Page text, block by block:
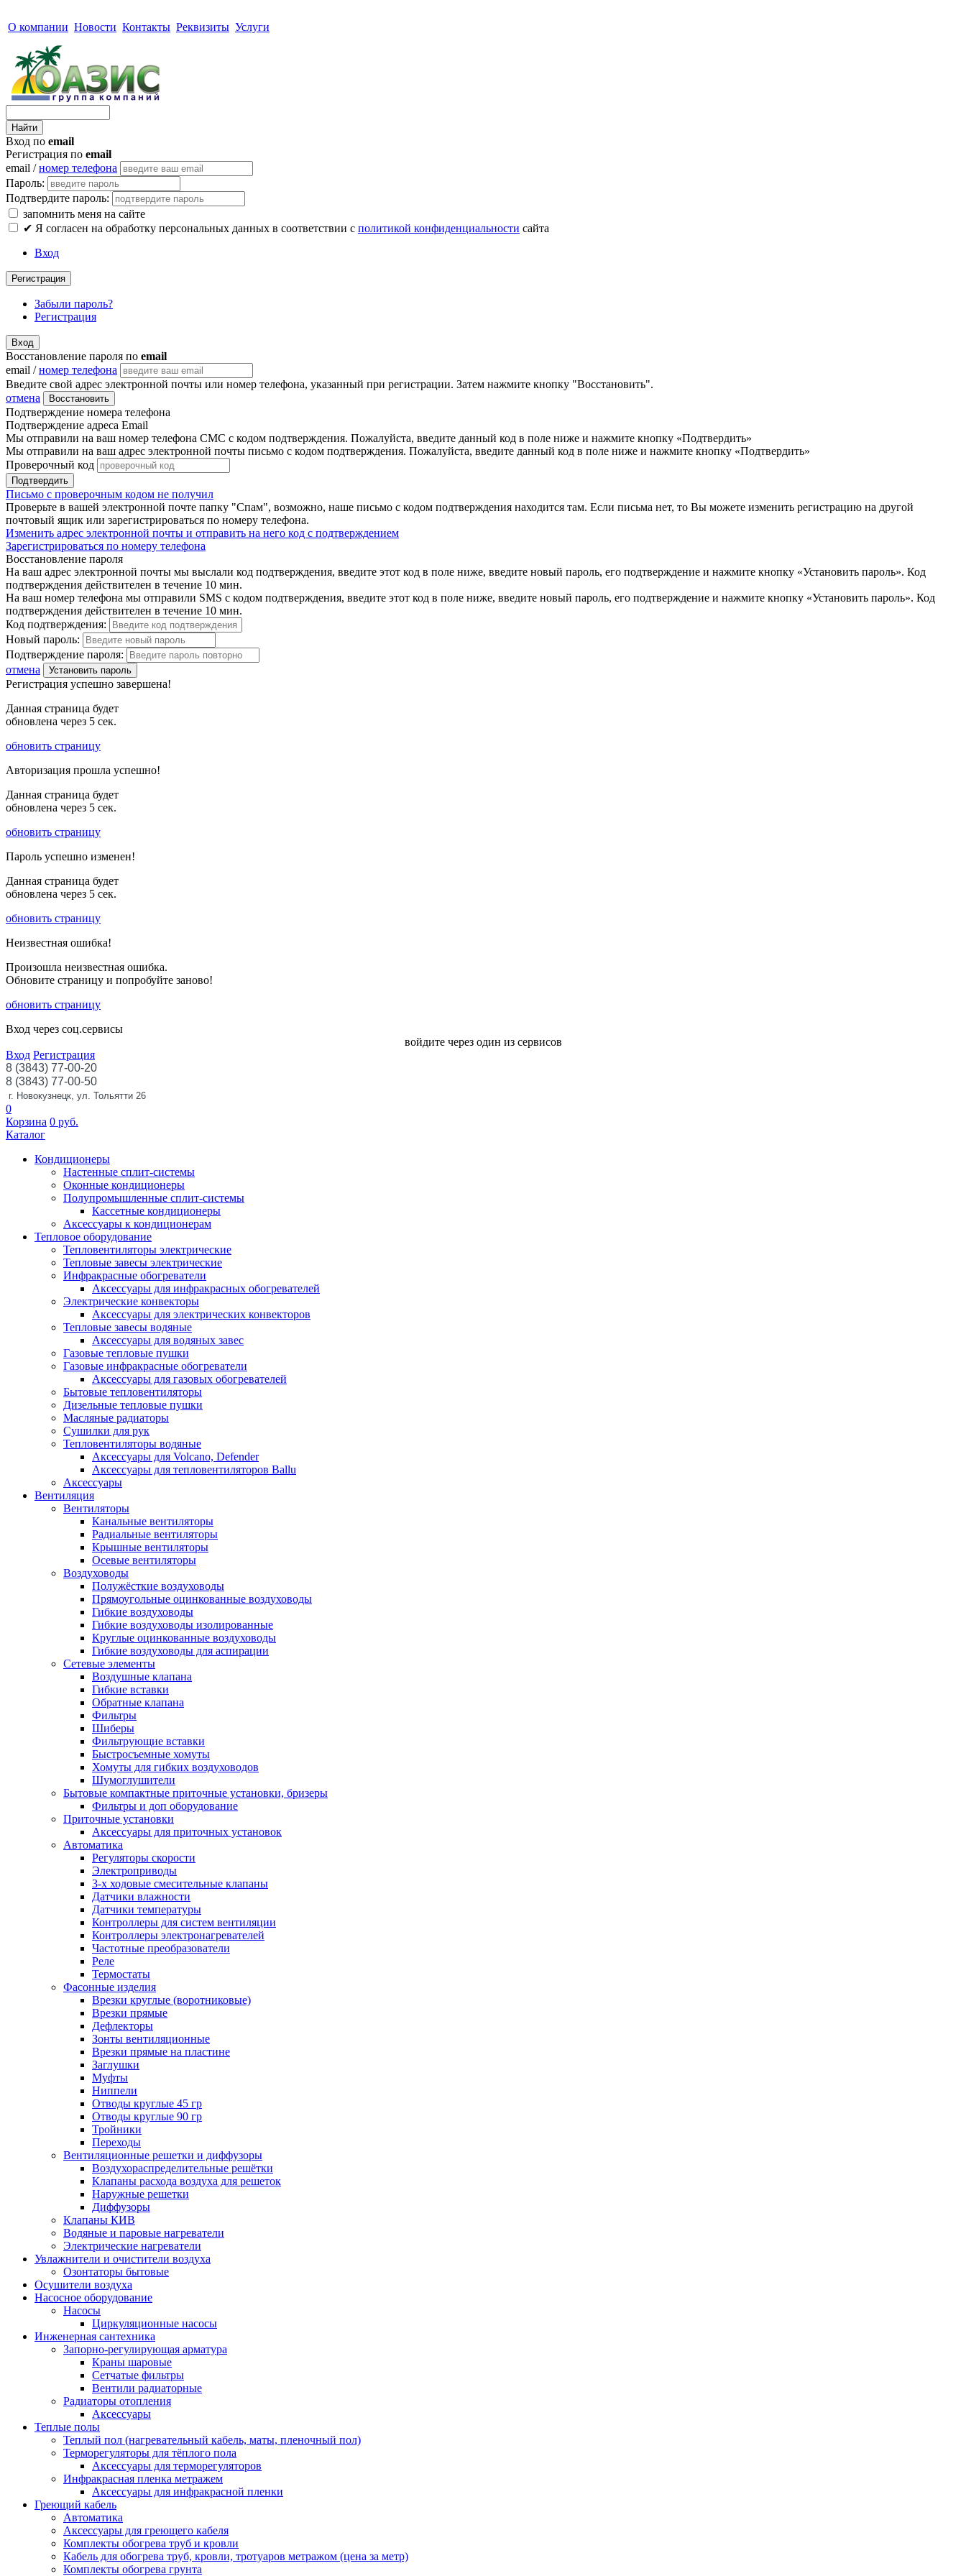
О компании Новости Контакты Реквизиты Услуги
Вход по email
Регистрация по email
email /номер телефона
Пароль:
Подтвердите пароль:
запомнить меня на сайте
✔ Я согласен на обработку персональных данных в соответствии с политикой конфиденциальности сайта
Вход
Регистрация
Забыли пароль?
Регистрация
Вход
Восстановление пароля по email
email /номер телефона
Введите свой адрес электронной почты или номер телефона, указанный при регистрации. Затем нажмите кнопку "Восстановить".
отмена
Восстановить
Подтверждение номера телефона
Подтверждение адреса Email
Мы отправили на ваш номер телефона СМС с кодом подтверждения. Пожалуйста, введите данный код в поле ниже и нажмите кнопку «Подтвердить»
Мы отправили на ваш адрес электронной почты письмо с кодом подтверждения. Пожалуйста, введите данный код в поле ниже и нажмите кнопку «Подтвердить»
Проверочный код
Подтвердить
Письмо с проверочным кодом не получил
Проверьте в вашей электронной почте папку "Спам", возможно, наше письмо с кодом подтверждения находится там. Если письма нет, то Вы можете изменить регистрацию на другой
почтовый ящик или зарегистрироваться по номеру телефона.
Изменить адрес электронной почты и отправить на него код с подтверждением
Зарегистрироваться по номеру телефона
Восстановление пароля
На ваш адрес электронной почты мы выслали код подтверждения, введите этот код в поле ниже, введите новый пароль, его подтверждение и нажмите кнопку «Установить пароль». Код
подтверждения действителен в течение 10 мин.
На ваш номер телефона мы отправили SMS с кодом подтверждения, введите этот код в поле ниже, введите новый пароль, его подтверждение и нажмите кнопку «Установить пароль». Код
подтверждения действителен в течение 10 мин.
Код подтверждения:
Новый пароль:
Подтверждение пароля:
отмена
Установить пароль
Регистрация успешно завершена!
Данная страница будет
обновлена через 5 сек.
обновить страницу
Авторизация прошла успешно!
Данная страница будет
обновлена через 5 сек.
обновить страницу
Пароль успешно изменен!
Данная страница будет
обновлена через 5 сек.
обновить страницу
Неизвестная ошибка!
Произошла неизвестная ошибка.
Обновите страницу и попробуйте заново!
обновить страницу
Вход через соц.сервисы
войдите через один из сервисов
Вход Регистрация
8 (3843) 77-00-20
8 (3843) 77-00-50
г. Новокузнецк, ул. Тольятти 26
0
Корзина 0 руб.
Каталог
Кондиционеры
Настенные сплит-системы
Оконные кондиционеры
Полупромышленные сплит-системы
Кассетные кондиционеры
Аксессуары к кондиционерам
Тепловое оборудование
Тепловентиляторы электрические
Тепловые завесы электрические
Инфракрасные обогреватели
Аксессуары для инфракрасных обогревателей
Электрические конвекторы
Аксессуары для электрических конвекторов
Тепловые завесы водяные
Аксессуары для водяных завес
Газовые тепловые пушки
Газовые инфракрасные обогреватели
Аксессуары для газовых обогревателей
Бытовые тепловентиляторы
Дизельные тепловые пушки
Масляные радиаторы
Сушилки для рук
Тепловентиляторы водяные
Аксессуары для Volcano, Defender
Аксессуары для тепловентиляторов Ballu
Аксессуары
Вентиляция
Вентиляторы
Канальные вентиляторы
Радиальные вентиляторы
Крышные вентиляторы
Осевые вентиляторы
Воздуховоды
Полужёсткие воздуховоды
Прямоугольные оцинкованные воздуховоды
Гибкие воздуховоды
Гибкие воздуховоды изолированные
Круглые оцинкованные воздуховоды
Гибкие воздуховоды для аспирации
Сетевые элементы
Воздушные клапана
Гибкие вставки
Обратные клапана
Фильтры
Шиберы
Фильтрующие вставки
Быстросъемные хомуты
Хомуты для гибких воздуховодов
Шумоглушители
Бытовые компактные приточные установки, бризеры
Фильтры и доп оборудование
Приточные установки
Аксессуары для приточных установок
Автоматика
Регуляторы скорости
Электроприводы
3-х ходовые смесительные клапаны
Датчики влажности
Датчики температуры
Контроллеры для систем вентиляции
Контроллеры электронагревателей
Частотные преобразователи
Реле
Термостаты
Фасонные изделия
Врезки круглые (воротниковые)
Врезки прямые
Дефлекторы
Зонты вентиляционные
Врезки прямые на пластине
Заглушки
Муфты
Ниппели
Отводы круглые 45 гр
Отводы круглые 90 гр
Тройники
Переходы
Вентиляционные решетки и диффузоры
Воздухораспределительные решётки
Клапаны расхода воздуха для решеток
Наружные решетки
Диффузоры
Клапаны КИВ
Водяные и паровые нагреватели
Электрические нагреватели
Увлажнители и очистители воздуха
Озонтаторы бытовые
Осушители воздуха
Насосное оборудование
Насосы
Циркуляционные насосы
Инженерная сантехника
Запорно-регулирующая арматура
Краны шаровые
Сетчатые фильтры
Вентили радиаторные
Радиаторы отопления
Аксессуары
Теплые полы
Теплый пол (нагревательный кабель, маты, пленочный пол)
Терморегуляторы для тёплого пола
Аксессуары для терморегуляторов
Инфракрасная пленка метражем
Аксессуары для инфракрасной пленки
Греющий кабель
Автоматика
Аксессуары для греющего кабеля
Комплекты обогрева труб и кровли
Кабель для обогрева труб, кровли, тротуаров метражом (цена за метр)
Комплекты обогрева грунта